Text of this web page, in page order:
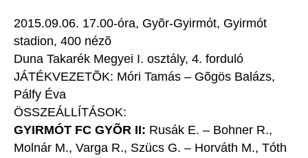
2015.09.06. 17.00-óra, Gyõr-Gyirmót, Gyirmót
stadion, 400 nézõ
Duna Takarék Megyei I. osztály, 4. forduló
JÁTÉKVEZETÕK: Móri Tamás – Gõgös Balázs,
Pálfy Éva
ÖSSZEÁLLÍTÁSOK:
GYIRMÓT FC GYÕR II: Rusák E. – Bohner R.,
Molnár M., Varga R., Szücs G. – Horváth M., Tóth